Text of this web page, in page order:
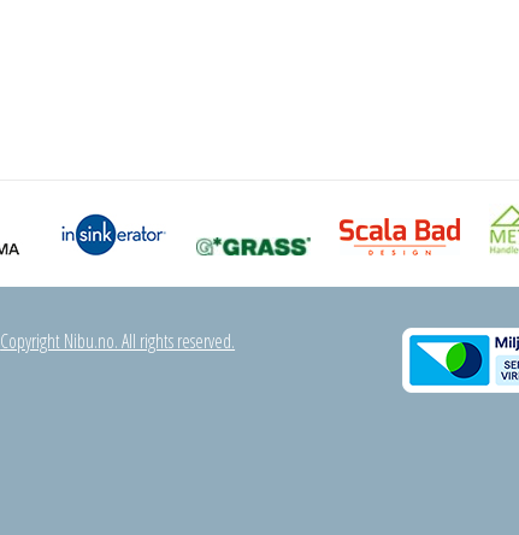
Copyright Nibu.no. All rights reserved.